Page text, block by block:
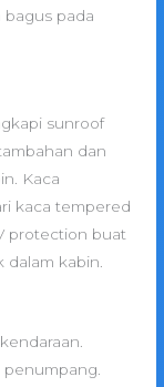
bagus pada
sunroof
dan
Kaca
kaca tempered
protection buat
dalam kabin.